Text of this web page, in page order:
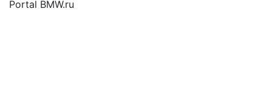
Portal BMW.ru